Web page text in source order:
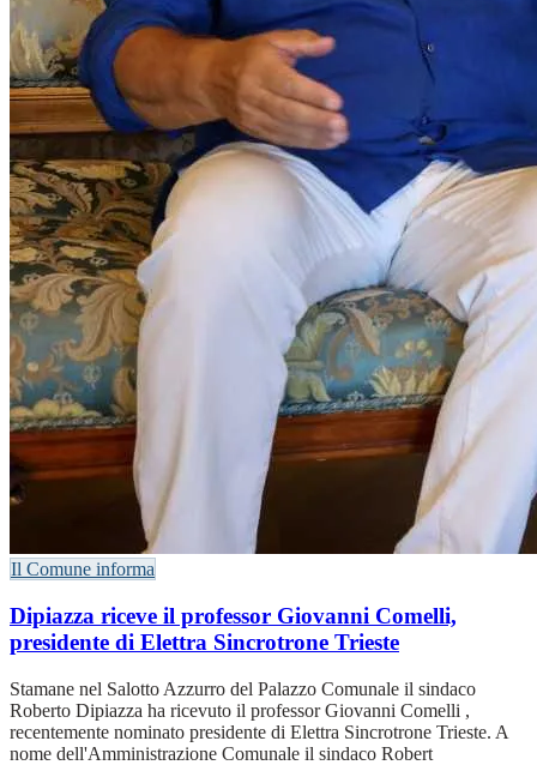
Il Comune informa
Dipiazza riceve il professor Giovanni Comelli,
presidente di Elettra Sincrotrone Trieste
Stamane nel Salotto Azzurro del Palazzo Comunale il sindaco
Roberto Dipiazza ha ricevuto il professor Giovanni Comelli ,
recentemente nominato presidente di Elettra Sincrotrone Trieste. A
nome dell'Amministrazione Comunale il sindaco Robert